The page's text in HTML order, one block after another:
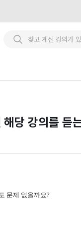
당 강의를 듣
문제 없을까요?